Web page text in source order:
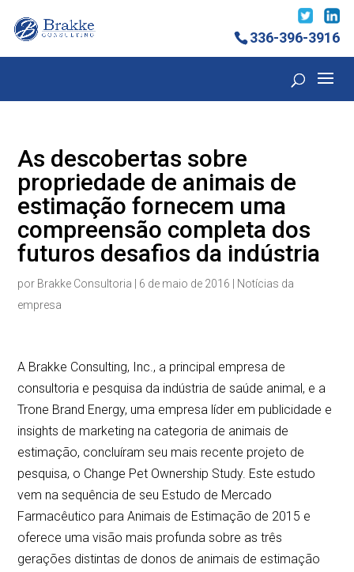
336-396-3916
As descobertas sobre
propriedade de animais de
estimação fornecem uma
compreensão completa dos
futuros desafios da indústria
por Brakke Consultoria 6 de maio de 2016
Notícias da
empresa
A Brakke Consulting, Inc., a principal empresa de
consultoria e pesquisa da indústria de saúde animal, e a
Trone Brand Energy, uma empresa líder em publicidade e
insights de marketing na categoria de animais de
estimação, concluíram seu mais recente projeto de
pesquisa, o Change Pet Ownership Study. Este estudo
vem na sequência de seu Estudo de Mercado
Farmacêutico para Animais de Estimação de 2015 e
oferece uma visão mais profunda sobre as três
gerações distintas de donos de animais de estimação